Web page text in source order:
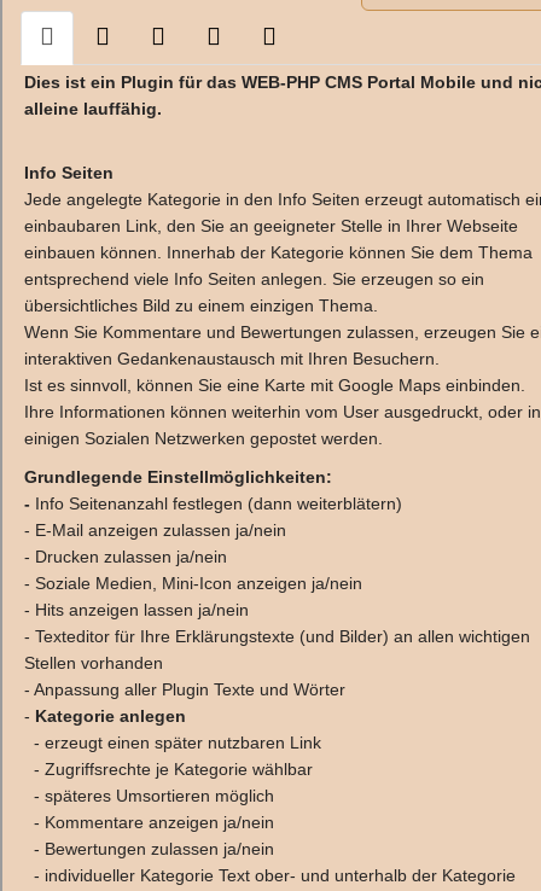
Dies ist ein Plugin für das WEB-PHP CMS Portal Mobile und
alleine lauffähig.
Info Seiten
Jede angelegte Kategorie in den Info Seiten erzeugt automatisch
einbaubaren Link, den Sie an geeigneter Stelle in Ihrer Webseite
einbauen können. Innerhab der Kategorie können Sie dem Thema
entsprechend viele Info Seiten anlegen. Sie erzeugen so ein
übersichtliches Bild zu einem einzigen Thema.
Wenn Sie Kommentare und Bewertungen zulassen, erzeugen Sie
interaktiven Gedankenaustausch mit Ihren Besuchern.
Ist es sinnvoll, können Sie eine Karte mit Google Maps einbinden.
Ihre Informationen können weiterhin vom User ausgedruckt, oder in
einigen Sozialen Netzwerken gepostet werden.
Grundlegende Einstellmöglichkeiten:
- Info Seitenanzahl festlegen (dann weiterblätern)
- E-Mail anzeigen zulassen ja/nein
- Drucken zulassen ja/nein
- Soziale Medien, Mini-Icon anzeigen ja/nein
- Hits anzeigen lassen ja/nein
- Texteditor für Ihre Erklärungstexte (und Bilder) an allen wichtigen
Stellen vorhanden
- Anpassung aller Plugin Texte und Wörter
- Kategorie anlegen
- erzeugt einen später nutzbaren Link
- Zugriffsrechte je Kategorie wählbar
- späteres Umsortieren möglich
- Kommentare anzeigen ja/nein
- Bewertungen zulassen ja/nein
- individueller Kategorie Text ober- und unterhalb der Kategorie